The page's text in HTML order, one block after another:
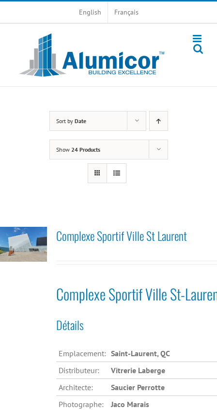
English Français
Sort by Date
Show 24 Products
Complexe Sportif Ville St Laurent
Complexe Sportif Ville St-
Détails
Emplacement: Saint-Laurent, QC
Distributeur:
Vitrerie Laberge
Architecte:
Saucier Perrotte
Photographe:
Jaco Marais